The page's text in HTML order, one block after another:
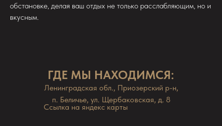
обстановке, делая ваш отдых не только расслабляющим, но и
вкусным.
ГДЕ МЫ НАХОДИМСЯ:
Ссылка на яндекс карты
Ленинградская обл., Приозерский р-н,
п. Беличье, ул. Щербаковская, д. 8